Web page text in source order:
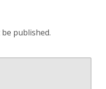
published.